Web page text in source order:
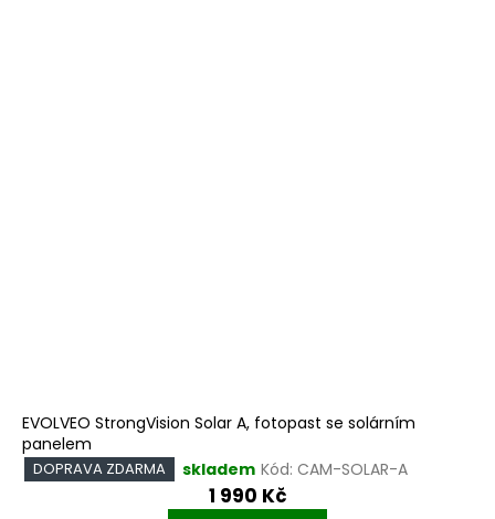
EVOLVEO StrongVision Solar A, fotopast se solárním
panelem
DOPRAVA ZDARMA skladem Kód: CAM-SOLAR-A
1 990 Kč